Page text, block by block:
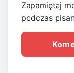
Zapamiętaj
podczas